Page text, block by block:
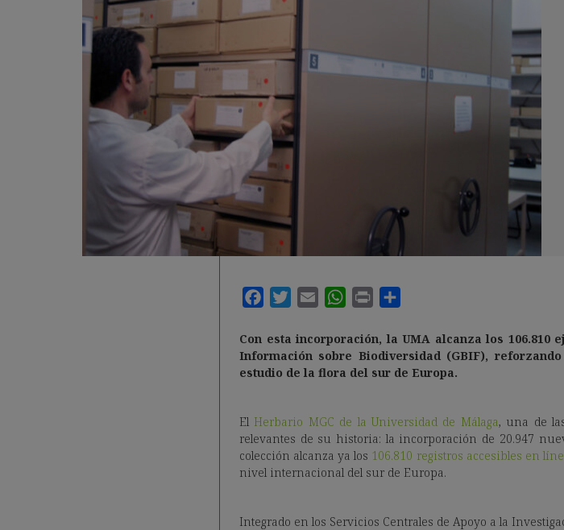
Con esta incorporación, la UMA alcanza los
Información sobre Biodiversidad (GBIF),
estudio de la flora del sur de Europa.
El Herbario MGC de la Universidad de Málaga, una de
relevantes de su historia: la incorporación de 20.947
colección alcanza ya los 106.810 registros accesibles en
nivel internacional del sur de Europa.
Integrado en los Servicios Centrales de Apoyo a la